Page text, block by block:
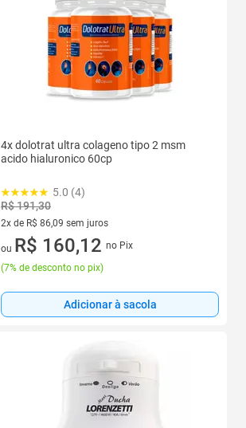
4x dolotrat ultra colageno tipo 2 msm
acido hialuronico 60cp
5.0 (4)
R$ 191,30
2x de R$ 86,09 sem juros
2 vez de R$ 86,09 sem juros
ou R$ 160,12 no Pix
(7% de desconto no pix)
Adicionar à sacola